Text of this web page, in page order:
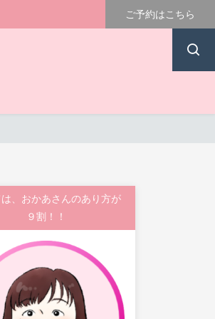
ご予約はこちら
、おかあさんのあり方が
９割！！